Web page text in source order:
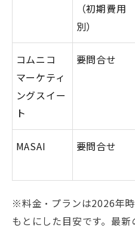
（初期費用
別）
コムニコ
マーケティ
ングスイー
ト
要問合せ
MASAI 要問合せ
※料金・プランは2026年
もとにした目安です。最